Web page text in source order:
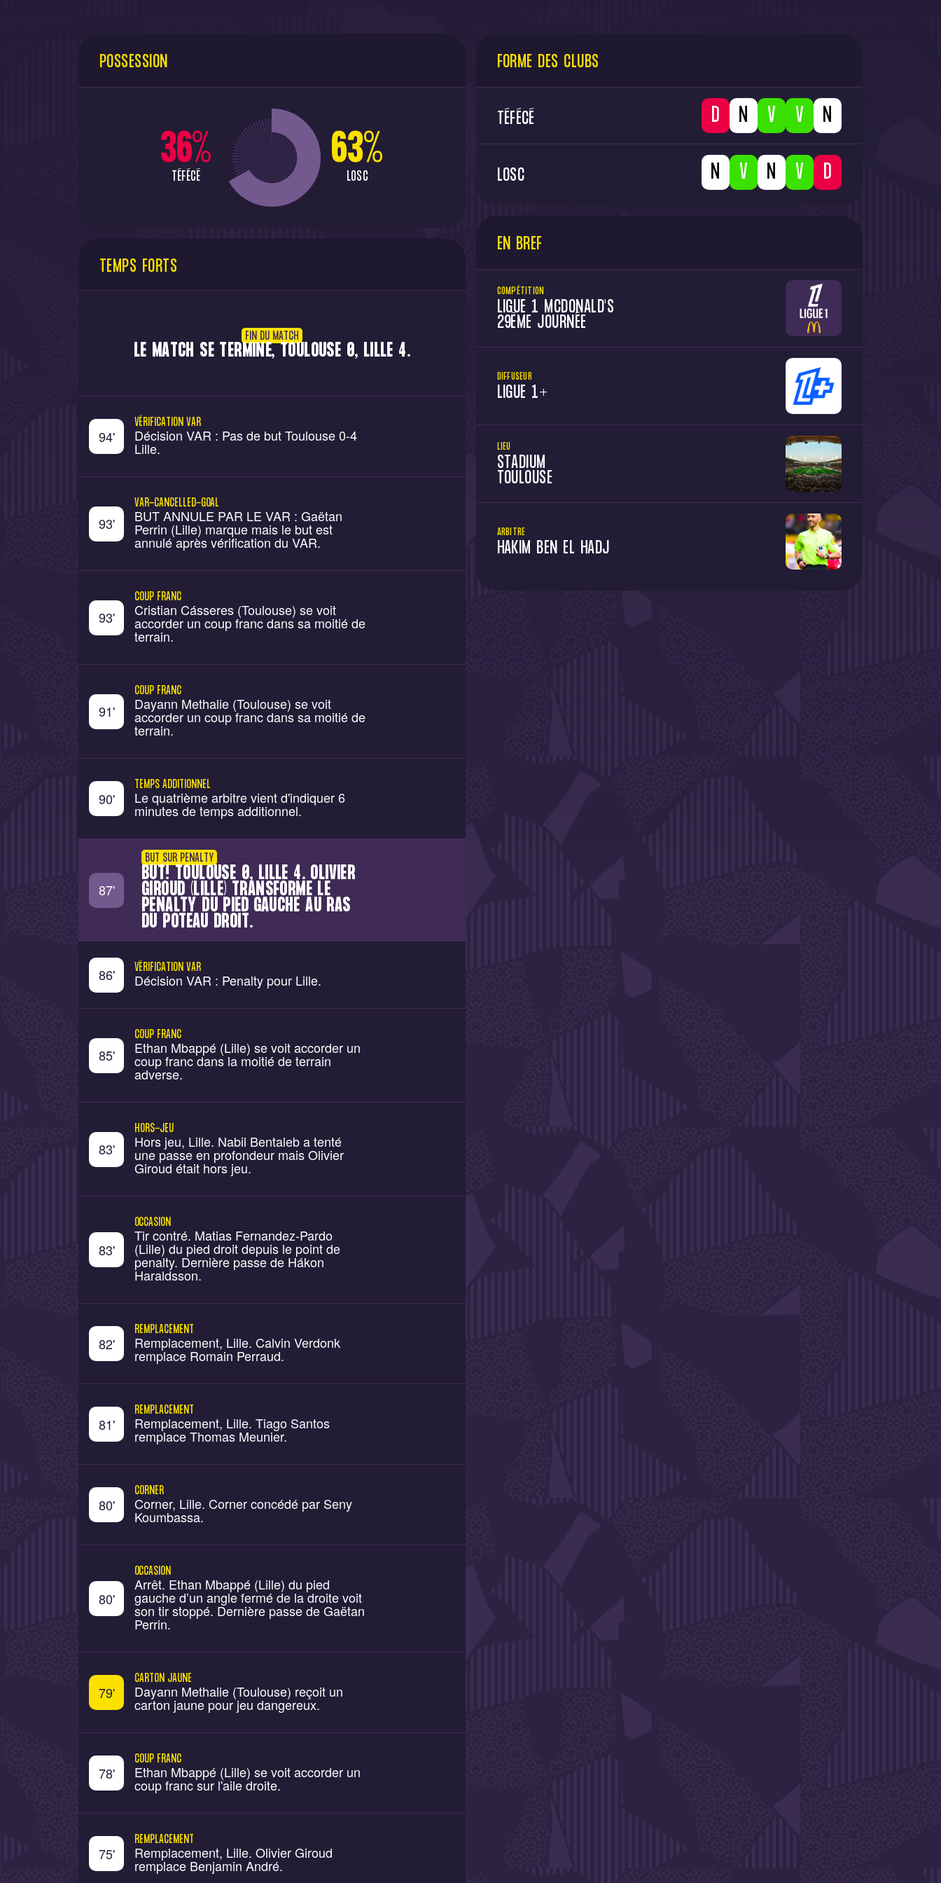
POSSESSION
36%
TÉFÉCÉ
63%
LOSC
TEMPS FORTS
FIN DU MATCH
LE MATCH SE TERMINE, TOULOUSE 0, LILLE 4.
94'
VÉRIFICATION VAR
Décision VAR : Pas de but Toulouse 0-4
Lille.
93'
VAR-CANCELLED-GOAL
BUT ANNULE PAR LE VAR : Gaëtan
Perrin (Lille) marque mais le but est
annulé après vérification du VAR.
93'
COUP FRANC
Cristian Cásseres (Toulouse) se voit
accorder un coup franc dans sa moitié de
terrain.
91'
COUP FRANC
Dayann Methalie (Toulouse) se voit
accorder un coup franc dans sa moitié de
terrain.
90'
TEMPS ADDITIONNEL
Le quatrième arbitre vient d'indiquer 6
minutes de temps additionnel.
87'
BUT SUR PENALTY
BUT! TOULOUSE 0, LILLE 4. OLIVIER
GIROUD (LILLE) TRANSFORME LE
PENALTY DU PIED GAUCHE AU RAS
DU POTEAU DROIT.
86' VÉRIFICATION VAR
Décision VAR : Penalty pour Lille.
85'
COUP FRANC
Ethan Mbappé (Lille) se voit accorder un
coup franc dans la moitié de terrain
adverse.
83'
HORS-JEU
Hors jeu, Lille. Nabil Bentaleb a tenté
une passe en profondeur mais Olivier
Giroud était hors jeu.
83'
OCCASION
Tir contré. Matias Fernandez-Pardo
(Lille) du pied droit depuis le point de
penalty. Dernière passe de Hákon
Haraldsson.
82'
REMPLACEMENT
Remplacement, Lille. Calvin Verdonk
remplace Romain Perraud.
81'
REMPLACEMENT
Remplacement, Lille. Tiago Santos
remplace Thomas Meunier.
80'
CORNER
Corner, Lille. Corner concédé par Seny
Koumbassa.
80'
OCCASION
Arrêt. Ethan Mbappé (Lille) du pied
gauche d’un angle fermé de la droite voit
son tir stoppé. Dernière passe de Gaëtan
Perrin.
79'
CARTON JAUNE
Dayann Methalie (Toulouse) reçoit un
carton jaune pour jeu dangereux.
78'
COUP FRANC
Ethan Mbappé (Lille) se voit accorder un
coup franc sur l'aile droite.
75'
REMPLACEMENT
Remplacement, Lille. Olivier Giroud
remplace Benjamin André.
FORME DES CLUBS
TÉFÉCÉ L D W W D
LOSC D W D W L
EN BREF
COMPÉTITION
LIGUE 1 MCDONALD'S
29ÈME JOURNÉE
DIFFUSEUR
LIGUE 1+
LIEU
STADIUM
TOULOUSE
ARBITRE
HAKIM BEN EL HADJ